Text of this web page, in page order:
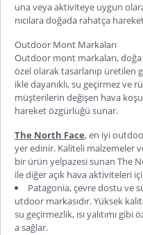
una veya aktiviteye uygun
nıcılara doğada rahatça
Outdoor Mont Markaları
Outdoor mont markaları, doğa
özel olarak tasarlanıp üretilen
ikle dayanıklı, su geçirmez ve
müşterilerin değişen hava
hareket özgürlüğü sunar.
The North Face, en iyi
yer edinir. Kaliteli malzemeler
bir ürün yelpazesi sunan The
ile diğer açık hava aktiviteleri
Patagonia, çevre dostu ve
utdoor markasıdır. Yüksek
su geçirmezlik, ısı yalıtımı
a sağlar.